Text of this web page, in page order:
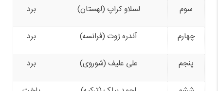
سوم لسلاو کراپ (لهستان) برد
چهارم آندره ژوت (فرانسه) برد
پنجم علی علیف (شوروی) برد